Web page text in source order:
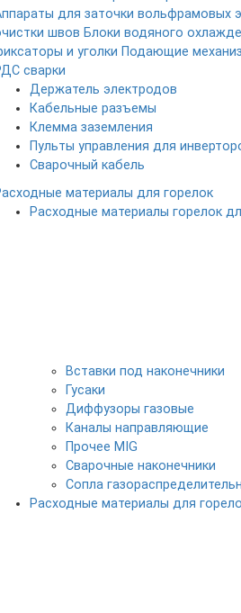
для заточки вольфрамовых
швов Блоки водяного
и уголки Подающие
сварки
Держатель электродов
Кабельные разъемы
Клемма заземления
Пульты управления для
Сварочный кабель
материалы для горелок
Расходные материалы горелок
Вставки под наконечники
Гусаки
Диффузоры газовые
Каналы направляющие
Прочее MIG
Сварочные наконечники
Сопла
Расходные материалы для